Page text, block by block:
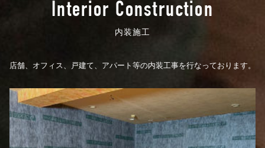
Interior Construction
内装施工
店舗、オフィス、戸建て、アパート等の内装工事を行なっております。